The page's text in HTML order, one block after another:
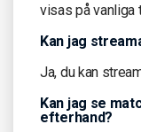
visas på vanliga
Kan jag
Ja, du kan
Kan jag se
efterhand?